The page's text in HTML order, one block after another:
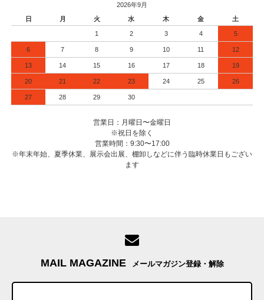
2026年9月
日
月 火 水 木 金 土
1 2 3 4 5
6 7 8 9 10 11 12
13 14 15 16 17 18 19
20 21 22 23 24 25 26
27 28 29 30
営業日：月曜日〜金曜日
※祝日を除く
営業時間：9:30〜17:00
※年末年始、夏季休業、展示会出展、棚卸しなどに伴う臨時休業日もござい
ます
MAIL MAGAZINE メールマガジン登録・解除